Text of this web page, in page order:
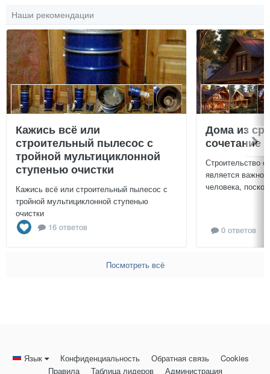
Наши рекомендации
Кажись всё или
строительный пылесос с
тройной мультициклонной
ступенью очистки
Кажись всё или строительный пылесос с
тройной мультициклонной ступенью
очистки
16 ответов
Дома из
сочетание
Строительство
является
человека,
0 ответов
Посмотреть всё
Язык Конфиденциальность Обратная связь
Cookies
Правила
Таблица лидеров Администрация